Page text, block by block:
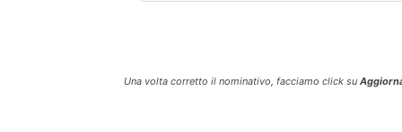
Una volta corretto il nominativo, facciamo click su